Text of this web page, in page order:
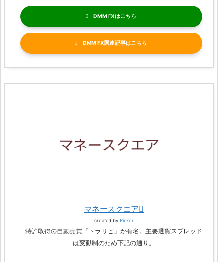
DMM FX
DMM FX関連記事
マネースクエア
created by Rinker
特許取得の自動売買「トラリピ」が有名。主要通貨スプレッド
は変動制のため下記の通り。